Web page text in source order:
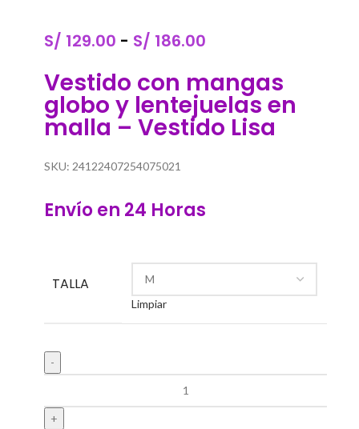
S/ 129.00 - S/ 186.00
Vestido con mangas
globo y lentejuelas en
malla – Vestido Lisa
SKU: 24122407254075021
Envío en 24 Horas
TALLA
Limpiar